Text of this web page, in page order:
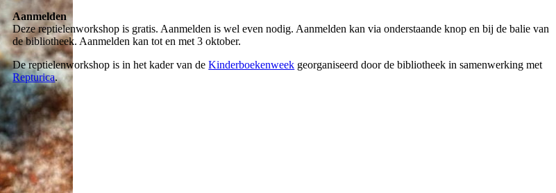
Aanmelden
Deze reptielenworkshop is gratis. Aanmelden is wel even nodig. Aanmelden kan via onderstaande knop en bij de balie van
de bibliotheek. Aanmelden kan tot en met 3 oktober.
De reptielenworkshop is in het kader van deKinderboekenweek georganiseerd door de bibliotheek in samenwerking met
Repturica.